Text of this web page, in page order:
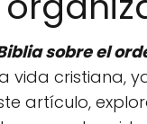
sobre el
vida cristiana,
artículo,